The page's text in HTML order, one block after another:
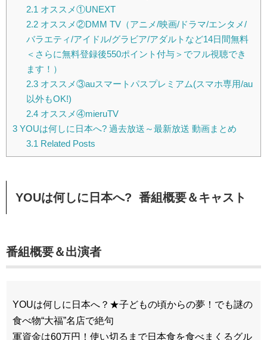
2.1 オススメ①UNEXT
2.2オススメ②DMM TV（アニメ/映画/ドラマ/エンタメ/
バラエティ/アイドル/グラビア/アダルトなど14日間無料
＜さらに無料登録後550ポイント付与＞でフル視聴でき
ます！）
2.3オススメ③auスマートパスプレミアム(スマホ専用/au
以外もOK!)
2.4オススメ④mieruTV
3 YOUは何しに日本へ? 過去放送～最新放送 動画まとめ
3.1 Related Posts
YOUは何しに日本へ? 番組概要＆キャスト
番組概要＆出演者
YOUは何しに日本へ？★子どもの頃からの夢！でも謎の
食べ物“大福”名店で絶句
軍資金は60万円！使い切るまで日本食を食べまくるグル